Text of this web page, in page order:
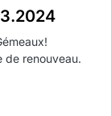
de renouveau.